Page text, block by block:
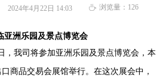
亚洲乐园及景点博览会
我司将参加亚洲乐园及景点博览会，本
商品交易会展馆举行。在这次展会中，
2024年4月22日 14:03 ꄘ 浏览量： 126